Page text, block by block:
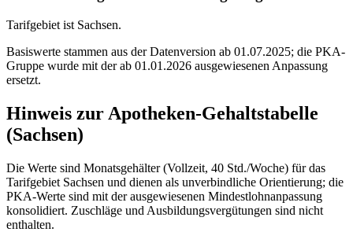
Tarifgebiet ist Sachsen.
Basiswerte stammen aus der Datenversion ab 01.07.2025; die PKA-
Gruppe wurde mit der ab 01.01.2026 ausgewiesenen Anpassung
ersetzt.
Hinweis zur Apotheken-Gehaltstabelle
(Sachsen)
Die Werte sind Monatsgehälter (Vollzeit, 40 Std./Woche) für das
Tarifgebiet Sachsen und dienen als unverbindliche Orientierung; die
PKA-Werte sind mit der ausgewiesenen Mindestlohnanpassung
konsolidiert. Zuschläge und Ausbildungsvergütungen sind nicht
enthalten.